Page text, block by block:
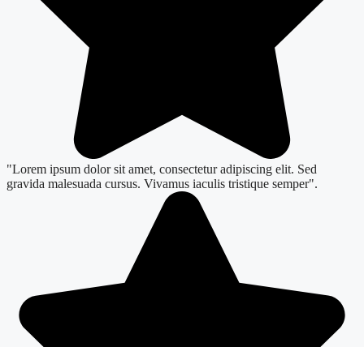
"Lorem ipsum dolor sit amet, consectetur adipiscing elit. Sed
gravida malesuada cursus. Vivamus iaculis tristique semper".